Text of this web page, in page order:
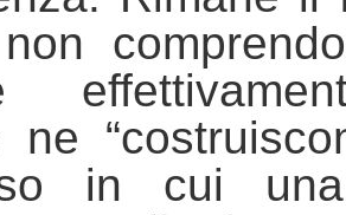
in cui una